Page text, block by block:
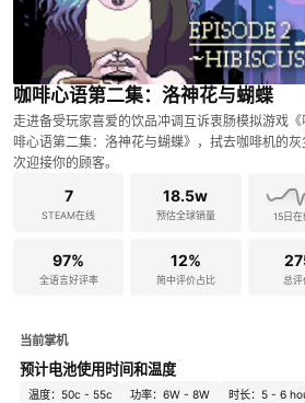
咖啡心语第二集：洛神花与蝴蝶
走进备受玩家喜爱的饮品冲调互诉衷肠模拟游戏
啡心语第二集：洛神花与蝴蝶》，拭去咖啡机的
次迎接你的顾客。
7
STEAM在线
18.5w
预估全球销量 15日
97%
全语言好评率
12%
简中评价占比 总评
当前掌机
预计电池使用时间和温度
温度：50c - 55c 功率：6W - 8W 时长：5 - 6